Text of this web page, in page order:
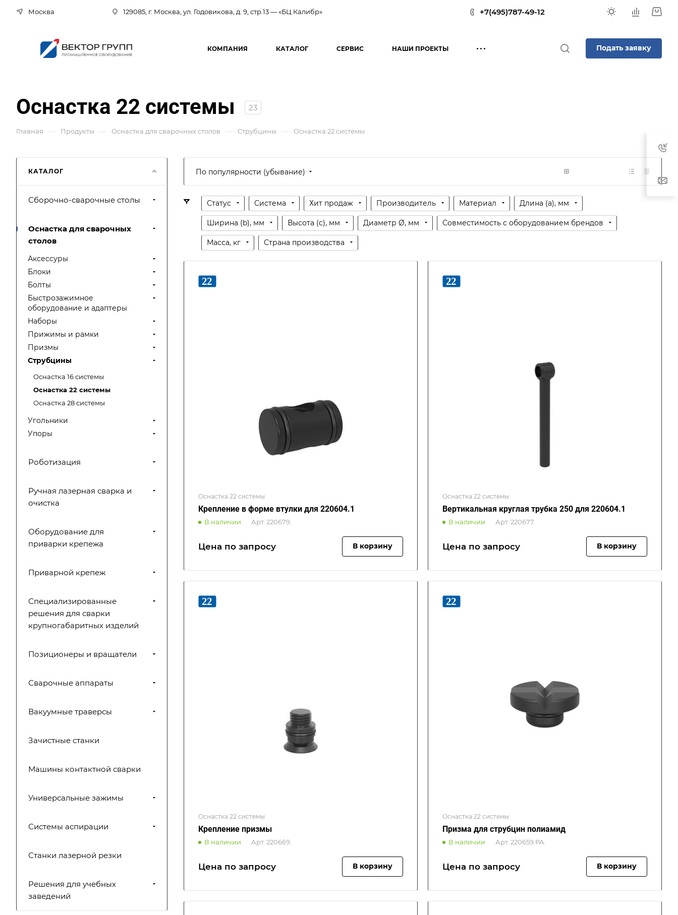
Москва 129085, г. Москва, ул. Годовикова, д. 9, стр.13 — «БЦ Калибр» +7(495)787-49-12
КОМПАНИЯ КАТАЛОГ СЕРВИС НАШИ ПРОЕКТЫ Подать заявку
Оснастка 22 системы 23
Главная — Продукты — Оснастка для сварочных столов — Струбцины — Оснастка 22 системы
По популярности (убывание)
Статус Система Хит продаж Производитель Материал Длина (a), мм
Ширина (b), мм Высота (c), мм Диаметр Ø, мм Совместимость с оборудованием брендов
Масса, кг Страна производства
Оснастка 22 системы
Крепление в форме втулки для 220604.1
В наличии Арт. 220679.
Цена по запросу В корзину
Оснастка 22 системы
Вертикальная круглая трубка 250 для 220604.1
В наличии Арт. 220677.
Цена по запросу В корзину
Оснастка 22 системы
Крепление призмы
В наличии Арт. 220669.
Цена по запросу В корзину
Оснастка 22 системы
Призма для струбцин полиамид
В наличии Арт. 220659.PA.
Цена по запросу В корзину
КАТАЛОГ
Сборочно-сварочные столы
Оснастка для сварочных
столов
Аксессуры
Блоки
Болты
Быстрозажимное
оборудование и адаптеры
Наборы
Прижимы и рамки
Призмы
Струбцины
Оснастка 16 системы
Оснастка 22 системы
Оснастка 28 системы
Угольники
Упоры
Роботизация
Ручная лазерная сварка и
очистка
Оборудование для
приварки крепежа
Приварной крепеж
Специализированные
решения для сварки
крупногабаритных изделий
Позиционеры и вращатели
Сварочные аппараты
Вакуумные траверсы
Зачистные станки
Машины контактной сварки
Универсальные зажимы
Системы аспирации
Станки лазерной резки
Решения для учебных
заведений